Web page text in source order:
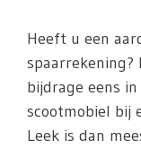
Heeft u een
spaarrekening?
bijdrage eens
scootmobiel bij
Leek is dan